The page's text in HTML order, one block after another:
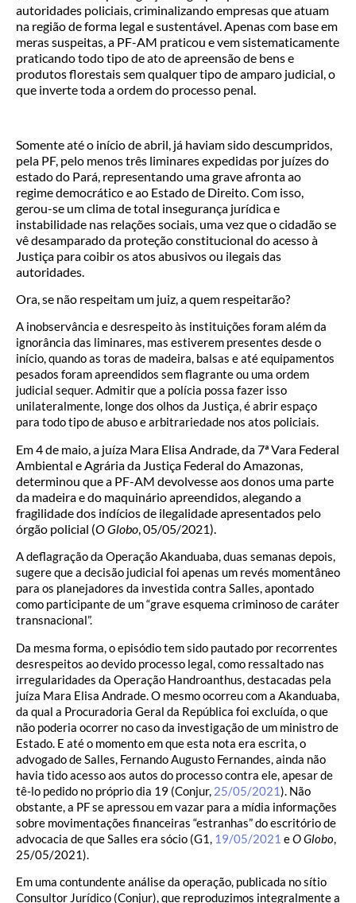
autoridades policiais, criminalizando empresas que atuam
na região de forma legal e sustentável. Apenas com base em
meras suspeitas, a PF-AM praticou e vem sistematicamente
praticando todo tipo de ato de apreensão de bens e
produtos florestais sem qualquer tipo de amparo judicial, o
que inverte toda a ordem do processo penal.
Somente até o início de abril, já haviam sido descumpridos,
pela PF, pelo menos três liminares expedidas por juízes do
estado do Pará, representando uma grave afronta ao
regime democrático e ao Estado de Direito. Com isso,
gerou-se um clima de total insegurança jurídica e
instabilidade nas relações sociais, uma vez que o cidadão se
vê desamparado da proteção constitucional do acesso à
Justiça para coibir os atos abusivos ou ilegais das
autoridades.
Ora, se não respeitam um juiz, a quem respeitarão?
A inobservância e desrespeito às instituições foram além da
ignorância das liminares, mas estiverem presentes desde o
início, quando as toras de madeira, balsas e até equipamentos
pesados foram apreendidos sem flagrante ou uma ordem
judicial sequer. Admitir que a polícia possa fazer isso
unilateralmente, longe dos olhos da Justiça, é abrir espaço
para todo tipo de abuso e arbitrariedade nos atos policiais.
Em 4 de maio, a juíza Mara Elisa Andrade, da 7ª Vara Federal
Ambiental e Agrária da Justiça Federal do Amazonas,
determinou que a PF-AM devolvesse aos donos uma parte
da madeira e do maquinário apreendidos, alegando a
fragilidade dos indícios de ilegalidade apresentados pelo
órgão policial (O Globo, 05/05/2021).
A deflagração da Operação Akanduaba, duas semanas depois,
sugere que a decisão judicial foi apenas um revés momentâneo
para os planejadores da investida contra Salles, apontado
como participante de um “grave esquema criminoso de caráter
transnacional”.
Da mesma forma, o episódio tem sido pautado por recorrentes
desrespeitos ao devido processo legal, como ressaltado nas
irregularidades da Operação Handroanthus, destacadas pela
juíza Mara Elisa Andrade. O mesmo ocorreu com a Akanduaba,
da qual a Procuradoria Geral da República foi excluída, o que
não poderia ocorrer no caso da investigação de um ministro de
Estado. E até o momento em que esta nota era escrita, o
advogado de Salles, Fernando Augusto Fernandes, ainda não
havia tido acesso aos autos do processo contra ele, apesar de
tê-lo pedido no próprio dia 19 (Conjur, 25/05/2021). Não
obstante, a PF se apressou em vazar para a mídia informações
sobre movimentações financeiras “estranhas” do escritório de
advocacia de que Salles era sócio (G1, 19/05/2021 eO Globo,
25/05/2021).
Em uma contundente análise da operação, publicada no sítio
Consultor Jurídico (Conjur), que reproduzimos integralmente a